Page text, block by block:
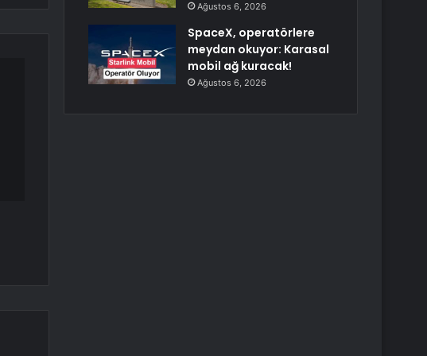
Ağustos 6, 2026
SpaceX, operatörlere
meydan okuyor: Karasal
mobil ağ kuracak!
Ağustos 6, 2026